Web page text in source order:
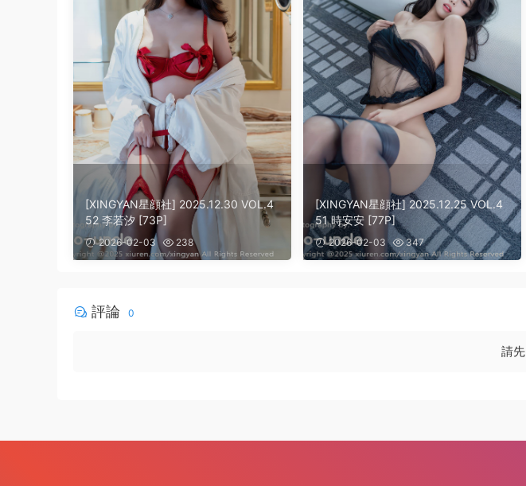
[XINGYAN星顔社] 2025.12.30 VOL.4
52 李若汐 [73P]
2026-02-03 238
[XINGYAN星顔社] 2025.12.25 VOL.4
51 時安安 [77P]
2026-02-03 347
評論 0
請先